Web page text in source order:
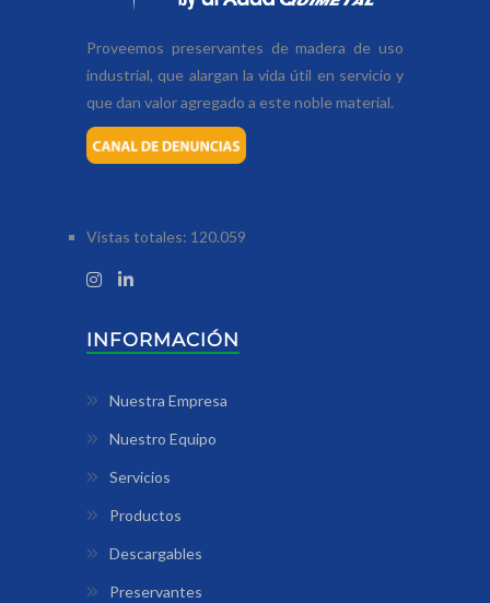
Proveemos preservantes de madera de uso
industrial, que alargan la vida útil en servicio y
que dan valor agregado a este noble material.
Vistas totales: 120.059
INFORMACIÓN
Nuestra Empresa
Nuestro Equipo
Servicios
Productos
Descargables
Preservantes